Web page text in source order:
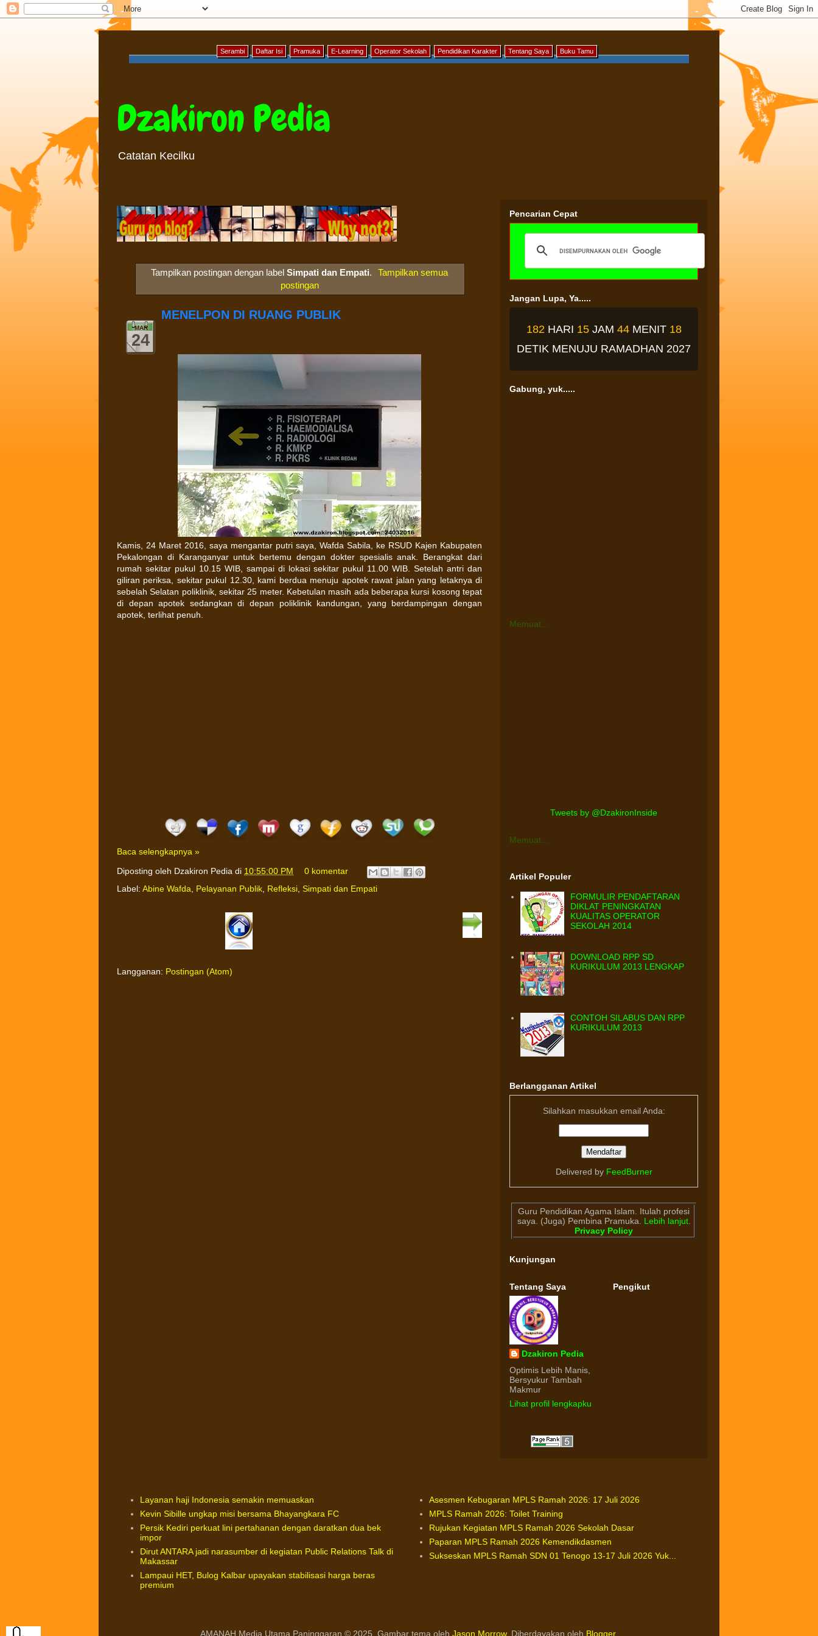
Serambi Daftar Isi Pramuka E-Learning Operator Sekolah Pendidikan Karakter Tentang Saya Buku Tamu
Dzakiron Pedia
Catatan Kecilku
Tampilkan postingan dengan label Simpati dan Empati.
Tampilkan semua
postingan
MAR
24
MENELPON DI RUANG PUBLIK
Kamis, 24 Maret 2016, saya mengantar putri saya, Wafda Sabila, ke RSUD Kajen Kabupaten
Pekalongan di Karanganyar untuk bertemu dengan dokter spesialis anak. Berangkat dari
rumah sekitar pukul 10.15 WIB, sampai di lokasi sekitar pukul 11.00 WIB. Setelah antri dan
giliran periksa, sekitar pukul 12.30, kami berdua menuju apotek rawat jalan yang letaknya di
sebelah Selatan poliklinik, sekitar 25 meter. Kebetulan masih ada beberapa kursi kosong tepat
di depan apotek sedangkan di depan poliklinik kandungan, yang berdampingan dengan
apotek, terlihat penuh.
Baca selengkapnya »
Diposting oleh Dzakiron Pedia di 10:55:00 PM
0 komentar
Label: Abine Wafda, Pelayanan Publik, Refleksi, Simpati dan Empati
Langganan: Postingan (Atom)
Pencarian Cepat
Jangan Lupa, Ya.....
182 HARI 15 JAM 44 MENIT17
DETIK MENUJU RAMADHAN 2027
Gabung, yuk.....
Memuat...
Tweets by @DzakironInside
Memuat...
Artikel Populer
FORMULIR PENDAFTARAN
DIKLAT PENINGKATAN
KUALITAS OPERATOR
SEKOLAH 2014
DOWNLOAD RPP SD
KURIKULUM 2013 LENGKAP
CONTOH SILABUS DAN RPP
KURIKULUM 2013
Berlangganan Artikel
Silahkan masukkan email Anda:
Delivered by FeedBurner
Guru Pendidikan Agama Islam. Itulah profesi
saya. (Juga) Pembina Pramuka.
Lebih lanjut.
Privacy Policy
Kunjungan
Tentang Saya
Dzakiron Pedia
Optimis Lebih Manis,
Bersyukur Tambah
Makmur
Lihat profil lengkapku
Pengikut
Layanan haji Indonesia semakin memuaskan
Kevin Sibille ungkap misi bersama Bhayangkara FC
Persik Kediri perkuat lini pertahanan dengan daratkan dua bek
impor
Dirut ANTARA jadi narasumber di kegiatan Public Relations Talk di
Makassar
Lampaui HET, Bulog Kalbar upayakan stabilisasi harga beras
premium
Asesmen Kebugaran MPLS Ramah 2026: 17 Juli 2026
MPLS Ramah 2026: Toilet Training
Rujukan Kegiatan MPLS Ramah 2026 Sekolah Dasar
Paparan MPLS Ramah 2026 Kemendikdasmen
Sukseskan MPLS Ramah SDN 01 Tenogo 13-17 Juli 2026 Yuk...
AMANAH Media Utama Paninggaran © 2025. Gambar tema oleh Jason Morrow. Diberdayakan oleh Blogger.